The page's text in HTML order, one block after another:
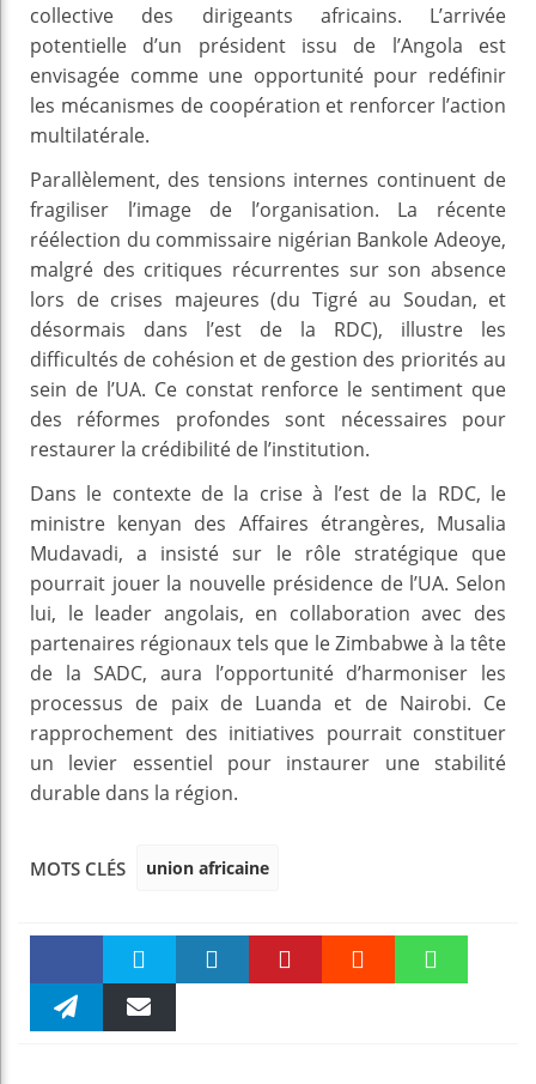
collective des dirigeants africains. L’arrivée
potentielle d’un président issu de l’Angola est
envisagée comme une opportunité pour redéfinir
les mécanismes de coopération et renforcer l’action
multilatérale.
Parallèlement, des tensions internes continuent de
fragiliser l’image de l’organisation. La récente
réélection du commissaire nigérian Bankole Adeoye,
malgré des critiques récurrentes sur son absence
lors de crises majeures (du Tigré au Soudan, et
désormais dans l’est de la RDC), illustre les
difficultés de cohésion et de gestion des priorités au
sein de l’UA. Ce constat renforce le sentiment que
des réformes profondes sont nécessaires pour
restaurer la crédibilité de l’institution.
Dans le contexte de la crise à l’est de la RDC, le
ministre kenyan des Affaires étrangères, Musalia
Mudavadi, a insisté sur le rôle stratégique que
pourrait jouer la nouvelle présidence de l’UA. Selon
lui, le leader angolais, en collaboration avec des
partenaires régionaux tels que le Zimbabwe à la tête
de la SADC, aura l’opportunité d’harmoniser les
processus de paix de Luanda et de Nairobi. Ce
rapprochement des initiatives pourrait constituer
un levier essentiel pour instaurer une stabilité
durable dans la région.
MOTS CLÉS union africaine
Faceboo Twitter